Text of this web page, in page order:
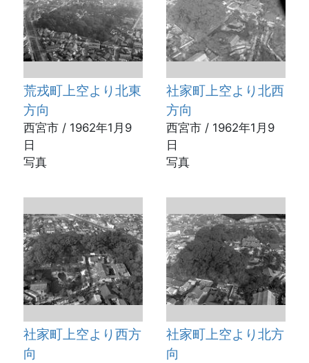
荒戎町上空より北東
方向
西宮市 / 1962年1月9
日
写真
社家町上空より北西
方向
西宮市 / 1962年1月9
日
写真
社家町上空より西方
向
社家町上空より北方
向